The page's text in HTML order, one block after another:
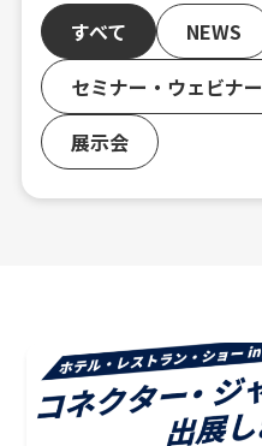
すべて NEWS
セミナー・ウェビナー
展示会